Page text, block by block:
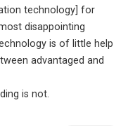
technology] for
disappointing
is of little help
advantaged and
is not.